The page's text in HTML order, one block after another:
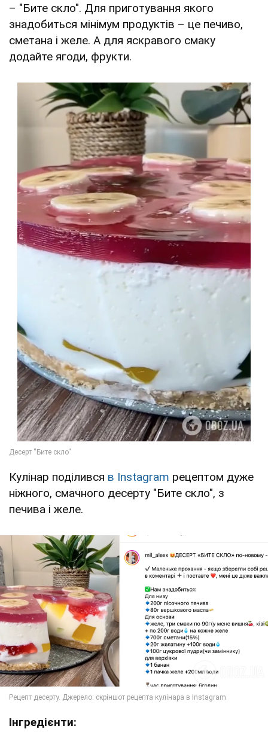
– "Бите скло". Для приготування якого
знадобиться мінімум продуктів – це печиво,
сметана і желе. А для яскравого смаку
додайте ягоди, фрукти.
Кулінар поділився в Instagram рецептом дуже
ніжного, смачного десерту "Бите скло", з
печива і желе.
Інгредієнти: